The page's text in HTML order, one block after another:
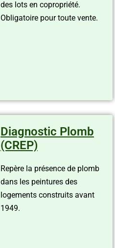
des lots en copropriété.
Obligatoire pour toute vente.
Diagnostic Plomb
(CREP)
Repère la présence de plomb
dans les peintures des
logements construits avant
1949.